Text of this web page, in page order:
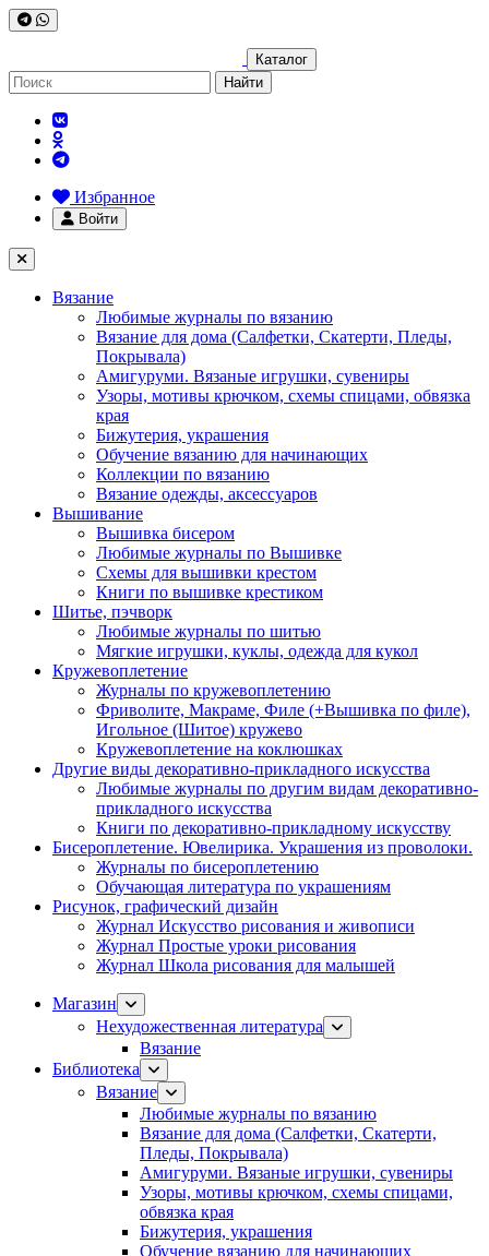
Каталог
Найти
Избранное
Войти
Вязание
Любимые журналы по вязанию
Вязание для дома (Салфетки, Скатерти, Пледы,
Покрывала)
Амигуруми. Вязаные игрушки, сувениры
Узоры, мотивы крючком, схемы спицами, обвязка
края
Бижутерия, украшения
Обучение вязанию для начинающих
Коллекции по вязанию
Вязание одежды, аксессуаров
Вышивание
Вышивка бисером
Любимые журналы по Вышивке
Схемы для вышивки крестом
Книги по вышивке крестиком
Шитье, пэчворк
Любимые журналы по шитью
Мягкие игрушки, куклы, одежда для кукол
Кружевоплетение
Журналы по кружевоплетению
Фриволите, Макраме, Филе (+Вышивка по филе),
Игольное (Шитое) кружево
Кружевоплетение на коклюшках
Другие виды декоративно-прикладного искусства
Любимые журналы по другим видам декоративно-
прикладного искусства
Книги по декоративно-прикладному искусству
Бисероплетение. Ювелирика. Украшения из проволоки.
Журналы по бисероплетению
Обучающая литература по украшениям
Рисунок, графический дизайн
Журнал Искусство рисования и живописи
Журнал Простые уроки рисования
Журнал Школа рисования для малышей
Магазин
Нехудожественная литература
Вязание
Библиотека
Вязание
Любимые журналы по вязанию
Вязание для дома (Салфетки, Скатерти,
Пледы, Покрывала)
Амигуруми. Вязаные игрушки, сувениры
Узоры, мотивы крючком, схемы спицами,
обвязка края
Бижутерия, украшения
Обучение вязанию для начинающих